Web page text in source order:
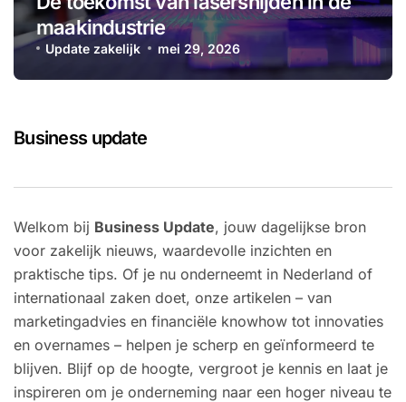
maakindustrie
Update zakelijk mei 29, 2026
Business update
Welkom bij Business Update, jouw dagelijkse bron
voor zakelijk nieuws, waardevolle inzichten en
praktische tips. Of je nu onderneemt in Nederland of
internationaal zaken doet, onze artikelen – van
marketingadvies en financiële knowhow tot innovaties
en overnames – helpen je scherp en geïnformeerd te
blijven. Blijf op de hoogte, vergroot je kennis en laat je
inspireren om je onderneming naar een hoger niveau te